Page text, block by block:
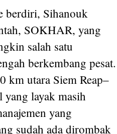
berdiri, Sihanouk
SOKHAR, yang
salah satu
berkembang pesat.
km utara Siem Reap–
yang layak masih
yang
sudah ada dirombak